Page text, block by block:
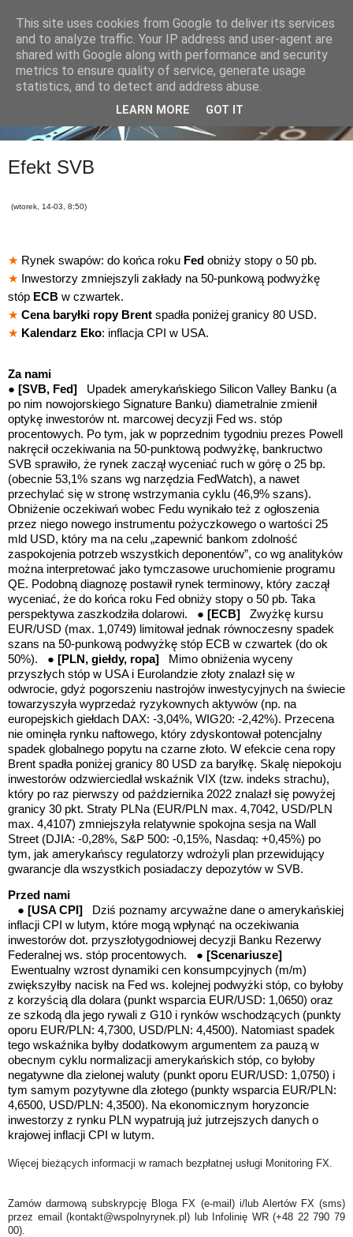
Efekt SVB
(wtorek, 14-03, 8:50)
★ Rynek swapów: do końca roku Fed obniży stopy o 50 pb.
★ Inwestorzy zmniejszyli zakłady na 50-punkową podwyżkę
stóp ECB w czwartek.
★ Cena baryłki ropy Brent spadła poniżej granicy 80 USD.
★ Kalendarz Eko: inflacja CPI w USA.
Za nami
● [SVB, Fed] Upadek amerykańskiego Silicon Valley Banku (a
po nim nowojorskiego Signature Banku) diametralnie zmienił
optykę inwestorów nt. marcowej decyzji Fed ws. stóp
procentowych. Po tym, jak w poprzednim tygodniu prezes Powell
nakręcił oczekiwania na 50-punktową podwyżkę, bankructwo
SVB sprawiło, że rynek zaczął wyceniać ruch w górę o 25 bp.
(obecnie 53,1% szans wg narzędzia FedWatch), a nawet
przechylać się w stronę wstrzymania cyklu (46,9% szans).
Obniżenie oczekiwań wobec Fedu wynikało też z ogłoszenia
przez niego nowego instrumentu pożyczkowego o wartości 25
mld USD, który ma na celu „zapewnić bankom zdolność
zaspokojenia potrzeb wszystkich deponentów”, co wg analityków
można interpretować jako tymczasowe uruchomienie programu
QE. Podobną diagnozę postawił rynek terminowy, który zaczął
wyceniać, że do końca roku Fed obniży stopy o 50 pb. Taka
perspektywa zaszkodziła dolarowi. ● [ECB] Zwyżkę kursu
EUR/USD (max. 1,0749) limitował jednak równoczesny spadek
szans na 50-punkową podwyżkę stóp ECB w czwartek (do ok
50%). ● [PLN, giełdy, ropa]
Mimo obniżenia wyceny
przyszłych stóp w USA i Eurolandzie złoty znalazł się w
odwrocie, gdyż pogorszeniu nastrojów inwestycyjnych na świecie
towarzyszyła wyprzedaż ryzykownych aktywów (np. na
europejskich giełdach DAX: -3,04%, WIG20: -2,42%). Przecena
nie ominęła rynku naftowego, który zdyskontował potencjalny
spadek globalnego popytu na czarne złoto. W efekcie cena ropy
Brent spadła poniżej granicy 80 USD za baryłkę. Skalę niepokoju
inwestorów odzwierciedlał wskaźnik VIX (tzw. indeks strachu),
który po raz pierwszy od października 2022 znalazł się powyżej
granicy 30 pkt. Straty PLNa(EUR/PLN max. 4,7042, USD/PLN
max. 4,4107) zmniejszyła relatywnie spokojna sesja na Wall
Street (DJIA: -0,28%, S&P 500: -0,15%, Nasdaq: +0,45%) po
tym, jak amerykańscy regulatorzy wdrożyli plan przewidujący
gwarancje dla wszystkich posiadaczy depozytów w SVB.
Przed nami
● [USA CPI] Dziś poznamy arcyważne dane o amerykańskiej
inflacji CPI w lutym, które mogą wpłynąć na oczekiwania
inwestorów dot. przyszłotygodniowej decyzji Banku Rezerwy
Federalnej ws. stóp procentowych. ● [Scenariusze]
Ewentualny wzrost dynamiki cen konsumpcyjnych (m/m)
zwiększyłby nacisk na Fed ws. kolejnej podwyżki stóp, co byłoby
z korzyścią dla dolara (punkt wsparcia EUR/USD: 1,0650) oraz
ze szkodą dla jego rywali z G10 i rynków wschodzących (punkty
oporu EUR/PLN: 4,7300, USD/PLN: 4,4500). Natomiast spadek
tego wskaźnika byłby dodatkowym argumentem za pauzą w
obecnym cyklu normalizacji amerykańskich stóp, co byłoby
negatywne dla zielonej waluty (punkt oporu EUR/USD: 1,0750) i
tym samym pozytywne dla złotego (punkty wsparcia EUR/PLN:
4,6500, USD/PLN: 4,3500). Na ekonomicznym horyzoncie
inwestorzy z rynku PLN wypatrują już jutrzejszych danych o
krajowej inflacji CPI w lutym.
Więcej bieżących informacji w ramach bezpłatnej usługi Monitoring FX.
Zamów darmową subskrypcję Bloga FX (e-mail) i/lub Alertów FX (sms)
przez email (kontakt@wspolnyrynek.pl) lub Infolinię WR (+48 22 790 79
00).
This site uses cookies from Google to deliver its services
and to analyze traffic. Your IP address and user-agent are
shared with Google along with performance and security
metrics to ensure quality of service, generate usage
statistics, and to detect and address abuse.
LEARN MORE GOT IT